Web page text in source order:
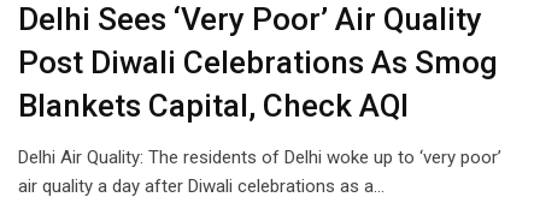
Delhi Sees ‘Very Poor’ Air Quality
Post Diwali Celebrations As Smog
Blankets Capital, Check AQI
Delhi Air Quality: The residents of Delhi woke up to ‘very poor’
air quality a day after Diwali celebrations as a…